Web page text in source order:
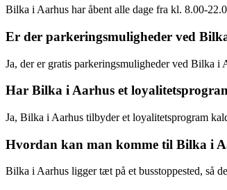
Bilka i Aarhus har åbent alle dage fra kl. 8.00-
Er der parkeringsmuligheder ved
Ja, der er gratis parkeringsmuligheder ved Bilka i
Har Bilka i Aarhus et
Ja, Bilka i Aarhus tilbyder et loyalitetsprogram
Hvordan kan man komme til Bilka i
Bilka i Aarhus ligger tæt på et busstoppested, så